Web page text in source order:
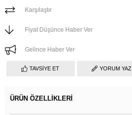
Karşılaştır
Fiyat Düşünce Haber Ver
Gelince Haber Ver
TAVSIYE ET YORUM YAZ
ÜRÜN ÖZELLIKLERI